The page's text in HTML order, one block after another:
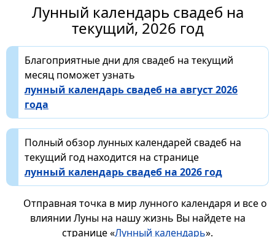
Лунный календарь свадеб на
текущий, 2026 год
Благоприятные дни для свадеб на текущий
месяц поможет узнать
лунный календарь свадеб на август 2026
года
Полный обзор лунных календарей свадеб на
текущий год находится на странице
лунный календарь свадеб на 2026 год
Отправная точка в мир лунного календаря и все о
влиянии Луны на нашу жизнь Вы найдете на
странице «Лунный календарь».